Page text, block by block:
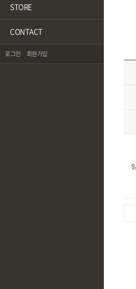
STORE
CONTACT
로그인 회원가입